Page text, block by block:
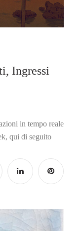
Ingressi
in tempo reale
qui di seguito